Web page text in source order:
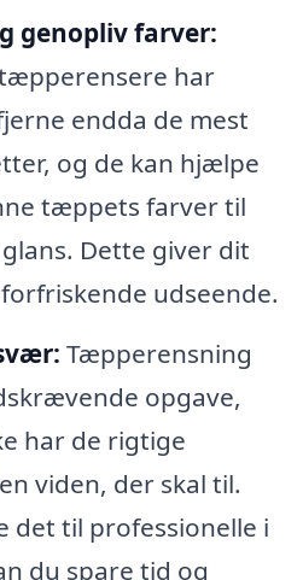
genopliv farver:
har
endda de mest
og de kan hjælpe
tæppets farver til
Dette giver dit
udseende.
Tæpperensning
opgave,
har de rigtige
viden, der skal til.
det til professionelle i
du spare tid og